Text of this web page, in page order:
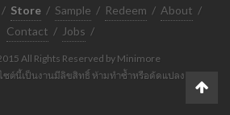
/ Store / Sample / Redeem / About /
Contact / Jobs /
All Rights Reserved by Minimore
ซต์นี้เป็นงานมีลิขสิทธิ์ ห้ามทำซ้ำหรือดัดแปลง